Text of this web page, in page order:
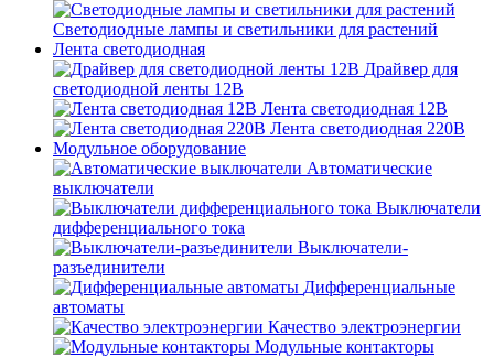
Светодиодные лампы и светильники для растений
Лента светодиодная
Драйвер для
светодиодной ленты 12В
Лента светодиодная 12В
Лента светодиодная 220В
Модульное оборудование
Автоматические
выключатели
Выключатели
дифференциального тока
Выключатели-
разъединители
Дифференциальные
автоматы
Качество электроэнергии
Модульные контакторы